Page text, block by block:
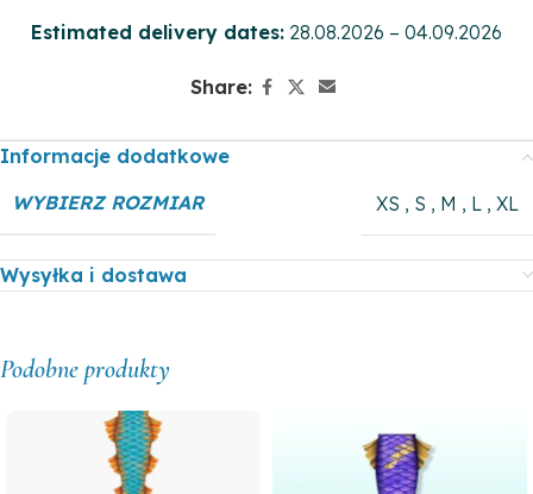
Estimated delivery dates: 28.08.2026 – 04.09.2026
Share:
Informacje dodatkowe
WYBIERZ ROZMIAR
XS , S , M , L , XL
Wysyłka i dostawa
Podobne produkty